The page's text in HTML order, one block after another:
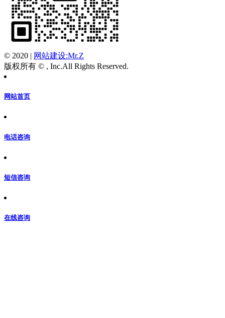
© 2020 | 网站建设:Mr.Z
版权所有 © , Inc.All Rights Reserved.
网站首页
电话咨询
短信咨询
在线咨询